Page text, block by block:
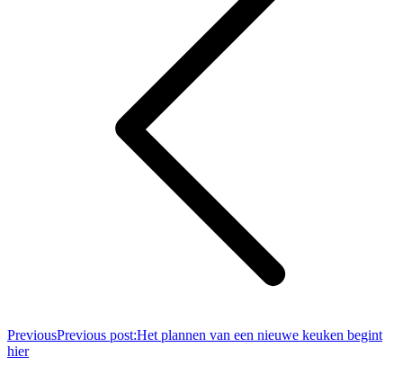
PreviousPrevious post:Het plannen van een nieuwe keuken begint
hier